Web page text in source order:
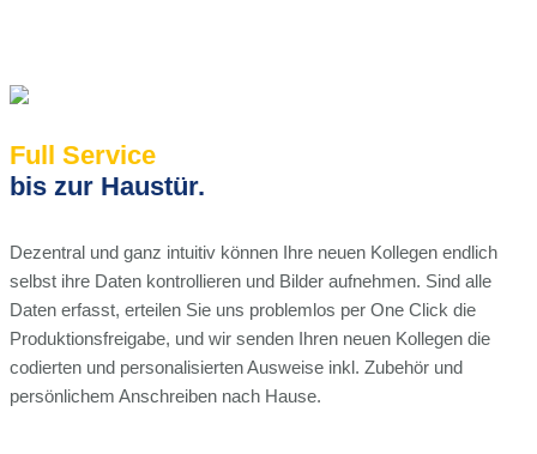
Full Service
bis zur Haustür.
Dezentral und ganz intuitiv können Ihre neuen Kollegen endlich
selbst ihre Daten kontrollieren und Bilder aufnehmen. Sind alle
Daten erfasst, erteilen Sie uns problemlos per One Click die
Produktionsfreigabe, und wir senden Ihren neuen Kollegen die
codierten und personalisierten Ausweise inkl. Zubehör und
persönlichem Anschreiben nach Hause.